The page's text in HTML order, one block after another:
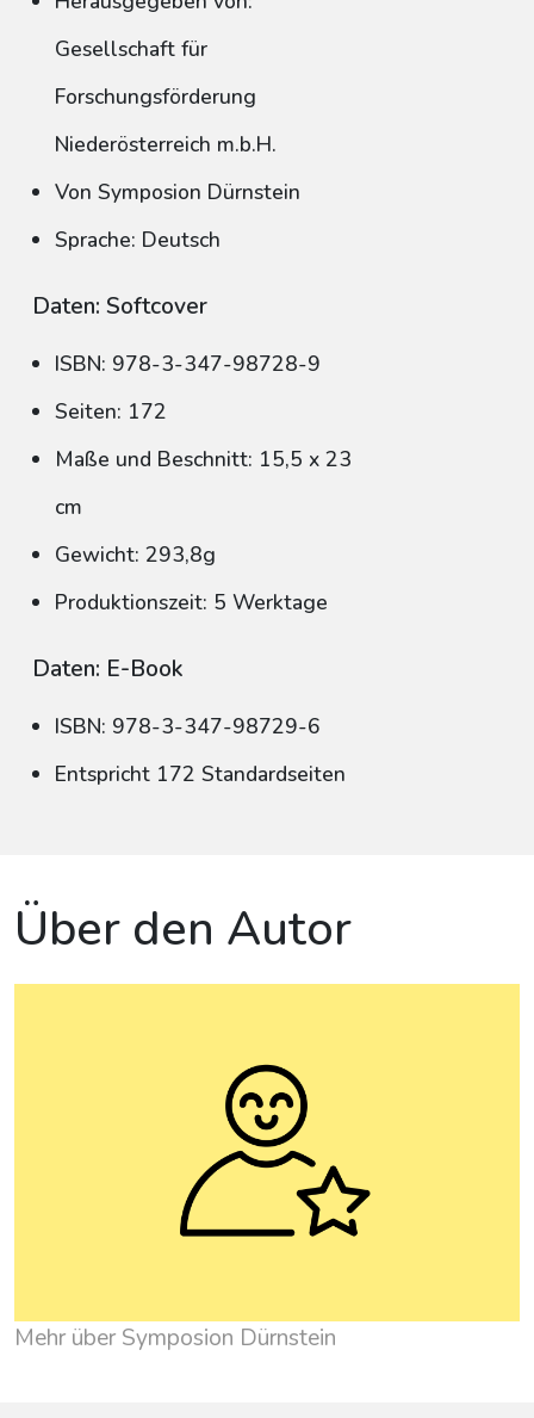
Gesellschaft für
Forschungsförderung
Niederösterreich m.b.H.
Von Symposion Dürnstein
Sprache: Deutsch
Daten: Softcover
ISBN: 978-3-347-98728-9
Seiten: 172
Maße und Beschnitt: 15,5 x 23
cm
Gewicht: 293,8g
Produktionszeit: 5 Werktage
Daten: E-Book
ISBN: 978-3-347-98729-6
Entspricht 172 Standardseiten
Über den Autor
Mehr über Symposion Dürnstein